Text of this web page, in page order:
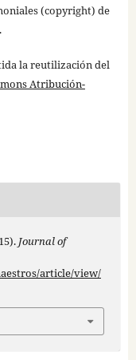
(copyright) de
la reutilización del
Atribución-
Journal of
article/view/